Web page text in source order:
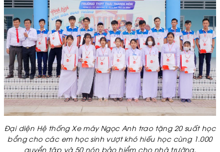
Đại diện Hệ thống Xe máy Ngọc Anh trao tặng 20 suất học
bổng cho các em học sinh vượt khó hiếu học cùng 1.000
quyển tập và 50 nón bảo hiểm cho nhà trường.